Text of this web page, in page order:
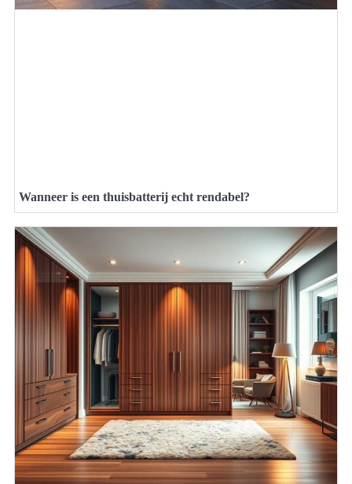
Wanneer is een thuisbatterij echt rendabel?